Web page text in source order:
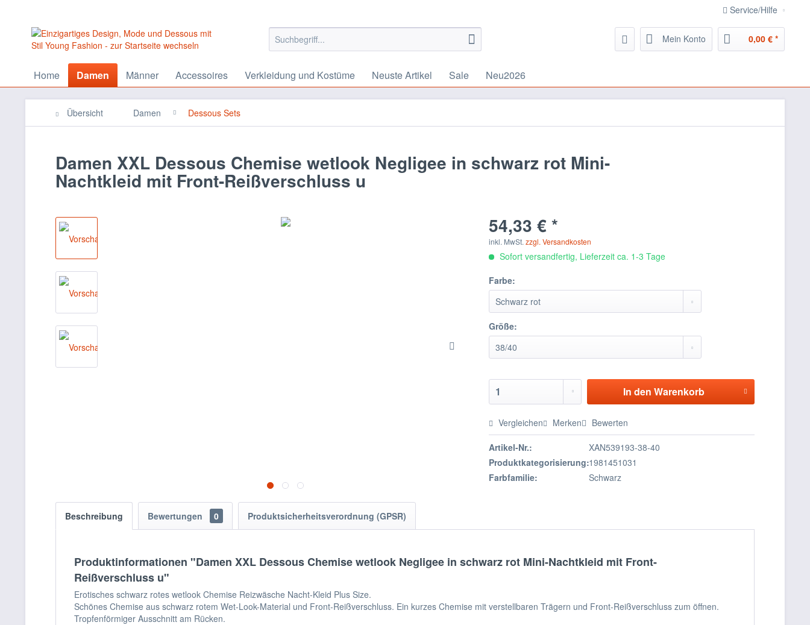
Service/Hilfe
Mein Konto 0,00 € *
Home Damen Männer Accessoires Verkleidung und Kostüme Neuste Artikel Sale Neu2026
Übersicht Damen Dessous Sets
Damen XXL Dessous Chemise wetlook Negligee in schwarz rot Mini-
Nachtkleid mit Front-Reißverschluss u
54,33 € *
inkl. MwSt.zzgl. Versandkosten
Sofort versandfertig, Lieferzeit ca. 1-3 Tage
Farbe:
Größe:
In den Warenkorb
Vergleichen Merken Bewerten
Artikel-Nr.:
XAN539193-38-40
Produktkategorisierung:1981451031
Farbfamilie:
Schwarz
Beschreibung Bewertungen 0 Produktsicherheitsverordnung (GPSR)
Produktinformationen "Damen XXL Dessous Chemise wetlook Negligee in schwarz rot Mini-Nachtkleid mit Front-
Reißverschluss u"
Erotisches schwarz rotes wetlook Chemise Reizwäsche Nacht-Kleid Plus Size.
Schönes Chemise aus schwarz rotem Wet-Look-Material und Front-Reißverschluss. Ein kurzes Chemise mit verstellbaren Trägern und Front-Reißverschluss zum öffnen.
Tropfenförmiger Ausschnitt am Rücken.